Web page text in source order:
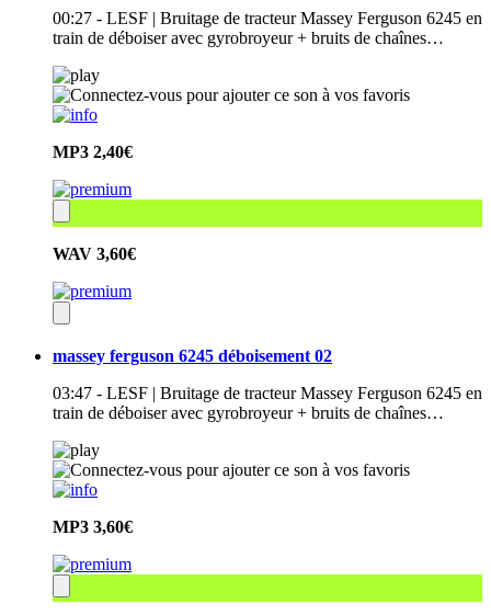
00:27 - LESF | Bruitage de tracteur Massey Ferguson 6245 en
train de déboiser avec gyrobroyeur + bruits de chaînes…
MP3 2,40€
WAV 3,60€
massey ferguson 6245 déboisement 02
03:47 - LESF | Bruitage de tracteur Massey Ferguson 6245 en
train de déboiser avec gyrobroyeur + bruits de chaînes…
MP3 3,60€